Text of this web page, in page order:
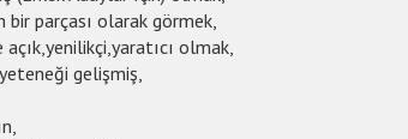
parçası olarak görmek,
olmak,
gelişmiş,